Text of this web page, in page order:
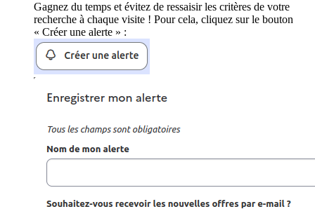
Gagnez du temps et évitez de ressaisir les critères de votre
recherche à chaque visite ! Pour cela, cliquez sur le bouton
« Créer une alerte » :